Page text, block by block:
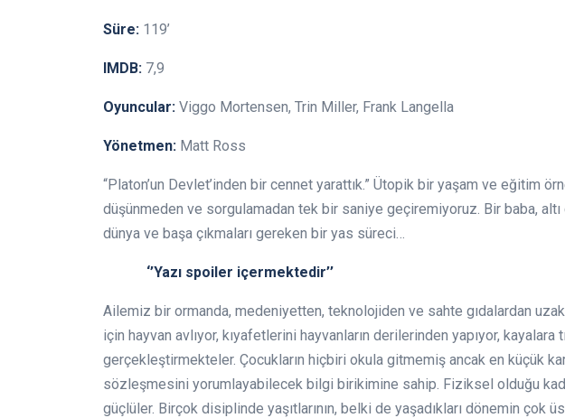
Süre: 119’
IMDB: 7,9
Oyuncular: Viggo Mortensen, Trin Miller, Frank Langella
Yönetmen: Matt Ross
“Platon’un Devlet’inden bir cennet yarattık.” Ütopik bir yaşam ve eğitim
düşünmeden ve sorgulamadan tek bir saniye geçiremiyoruz. Bir baba, altı
dünya ve başa çıkmaları gereken bir yas süreci…
‘’Yazı spoiler içermektedir’’
Ailemiz bir ormanda, medeniyetten, teknolojiden ve sahte gıdalardan
için hayvan avlıyor, kıyafetlerini hayvanların derilerinden yapıyor,
gerçekleştirmekteler. Çocukların hiçbiri okula gitmemiş ancak en küçük
sözleşmesini yorumlayabilecek bilgi birikimine sahip. Fiziksel olduğu
güçlüler. Birçok disiplinde yaşıtlarının, belki de yaşadıkları dönemin çok